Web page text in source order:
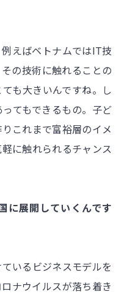
えばベトナムではIT技
の技術に触れることの
も大きいんですね。し
てもできるもの。子ど
これまで富裕層のイメ
に触れられるチャンス
に展開していくんです
いるビジネスモデルを
ナウイルスが落ち着き